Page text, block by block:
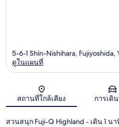
แ
5-6-1 Shin-Nishihara,
ดูในแผนที่
สถานที่ใกล้เคียง การเดิ
สวนสนุก Fuji-Q Highland - เดิน 1 นา